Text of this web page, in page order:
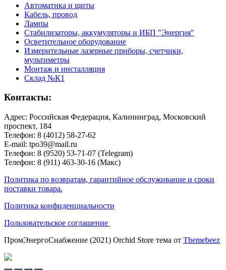
Автоматика и щиты
Кабель, провод
Лампы
Стабилизаторы, аккумуляторы и ИБП "Энергия"
Осветительное оборудование
Измерительные лазерные приборы, счетчики,
мультиметры
Монтаж и инсталляция
Склад №К1
Контакты:
Адрес: Российская Федерация, Калининград, Московский
проспект, 184
Телефон: 8 (4012) 58-27-62
E-mail: tpo39@mail.ru
Телефон: 8 (9520) 53-71-07 (Telegram)
Телефон: 8 (911) 463-30-16 (Макс)
Политика по возвратам, гарантийное обслуживание и сроки
поставки товара.
Политика конфиденциальности
Пользовательское соглашение
ПромЭнергоСнабжение (2021) Orchid Store тема от Themebeez